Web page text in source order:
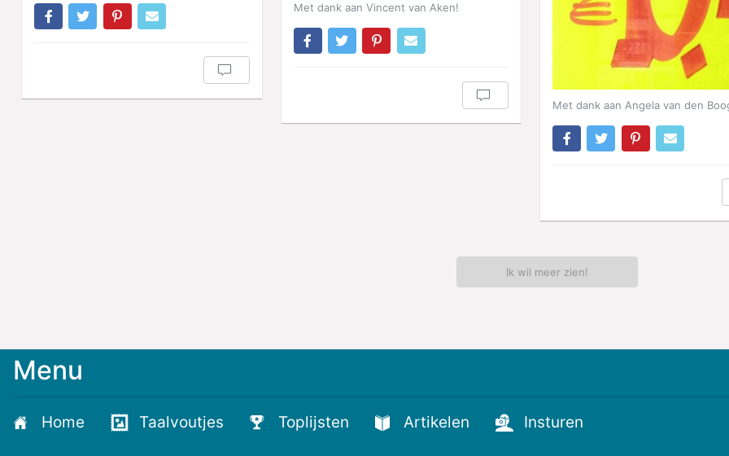
Met dank aan Vincent van Aken!
Met dank aan Angela van den
Ik wil meer zien!
Meld
voor
Menu
Home Taalvoutjes Toplijsten Artikelen Insturen